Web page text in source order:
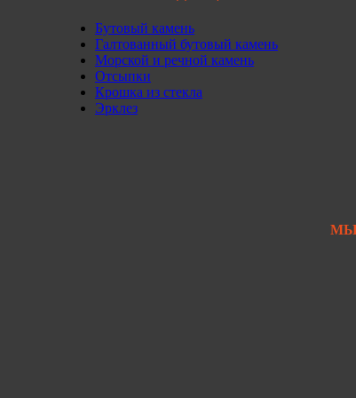
Бутовый камень
Галтованный бутовый камень
Морской и речной камень
Отсыпки
Крошка из стекла
Эрклез
МЫ